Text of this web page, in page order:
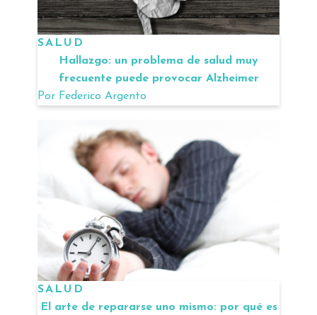
SALUD
Hallazgo: un problema de salud muy
frecuente puede provocar Alzheimer
Por Federico Argento
SALUD
El arte de repararse uno mismo: por qué es